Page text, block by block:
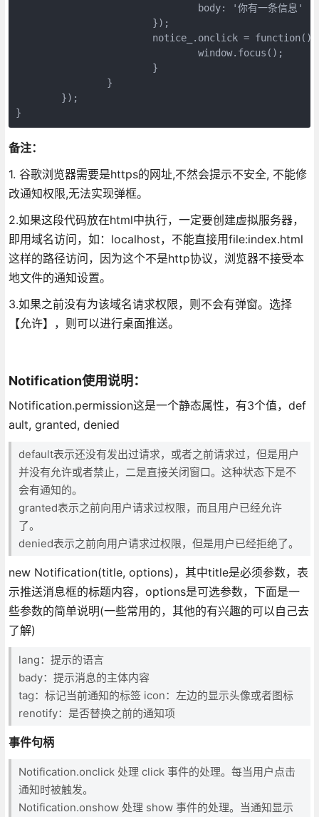
}
备注：
1. 谷歌浏览器需要是https的网址,不然会提示不安全, 不能修
改通知权限,无法实现弹框。
2.如果这段代码放在html中执行，一定要创建虚拟服务器，
即用域名访问，如：localhost，不能直接用file:index.html
这样的路径访问，因为这个不是http协议，浏览器不接受本
地文件的通知设置。
3.如果之前没有为该域名请求权限，则不会有弹窗。选择
【允许】，则可以进行桌面推送。
Notification使用说明：
Notification.permission这是一个静态属性，有3个值，def
ault, granted, denied
default表示还没有发出过请求，或者之前请求过，但是用户
并没有允许或者禁止，二是直接关闭窗口。这种状态下是不
会有通知的。
granted表示之前向用户请求过权限，而且用户已经允许
了。
denied表示之前向用户请求过权限，但是用户已经拒绝了。
new Notification(title, options)，其中title是必须参数，表
示推送消息框的标题内容，options是可选参数，下面是一
些参数的简单说明(一些常用的，其他的有兴趣的可以自己去
了解)
lang：提示的语言
bady：提示消息的主体内容
tag：标记当前通知的标签 icon：左边的显示头像或者图标
renotify：是否替换之前的通知项
事件句柄
Notification.onclick 处理 click 事件的处理。每当用户点击
通知时被触发。
Notification.onshow 处理 show 事件的处理。当通知显示